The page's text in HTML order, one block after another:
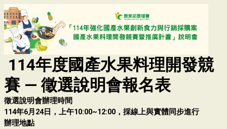
114年度國產水果料理開發競
賽 — 徵選說明會報名表
徵選說明會辦理時間
114年6月24日，上午10:00~12:00，採線上與實體同步進行
辦理地點